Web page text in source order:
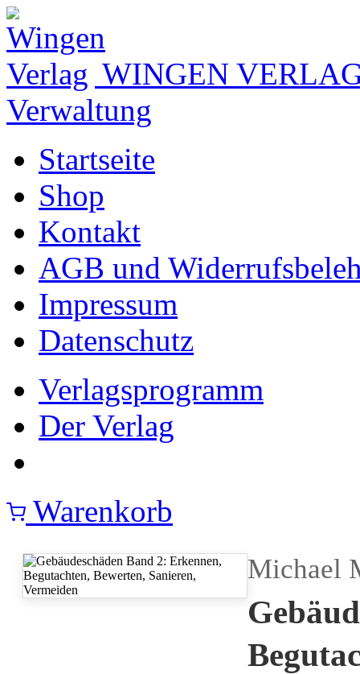
WINGEN
Verwaltung
Startseite
Shop
Kontakt
AGB und
Impressum
Datenschutz
Verlagsprogramm
Der Verlag
Warenkorb
Michael